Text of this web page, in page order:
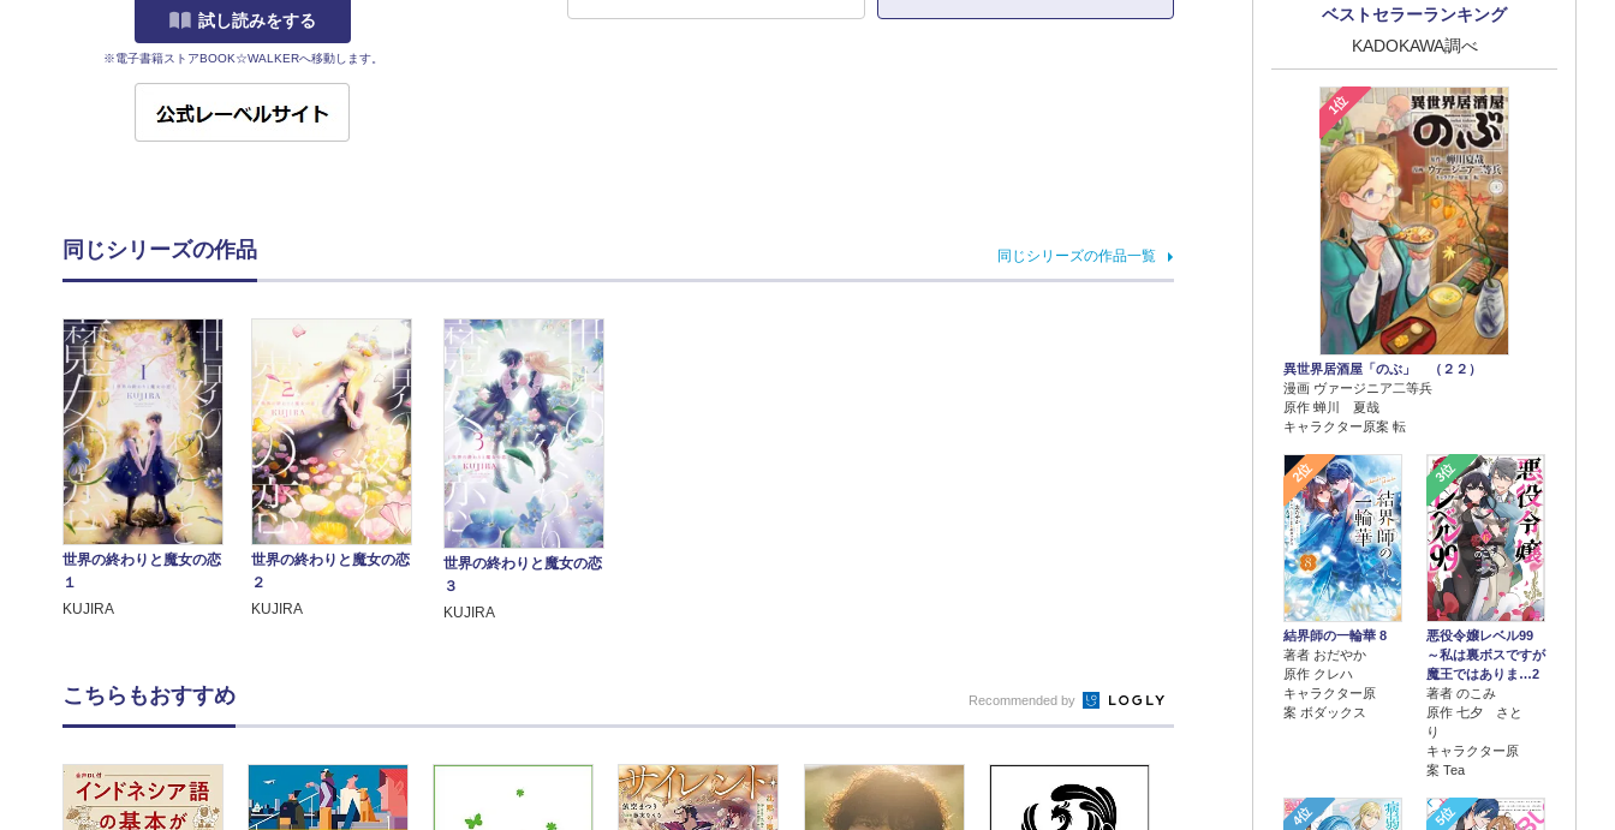
試し読みをする
※電子書籍ストアBOOK☆WALKERへ移動します。
同じシリーズの作品 同じシリーズの作品一覧
世界の終わりと魔女の恋
１
KUJIRA
世界の終わりと魔女の恋
２
KUJIRA
世界の終わりと魔女の恋
３
KUJIRA
ベストセラーランキング
KADOKAWA調べ
1位
異世界居酒屋「のぶ」 （２２）
漫画 ヴァージニア二等兵
原作 蝉川 夏哉
キャラクター原案 転
2位
結界師の一輪華 8
著者 おだやか
原作 クレハ
キャラクター原
案 ボダックス
3位
悪役令嬢レベル99
～私は裏ボスですが
魔王ではありま…2
著者 のこみ
原作 七夕 さと
り
キャラクター原
案 Tea
4位 5位
こちらもおすすめ Recommended by